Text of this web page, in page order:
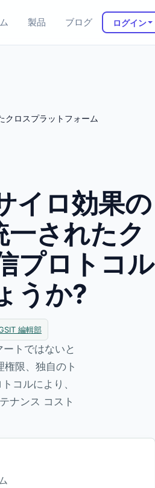
製品 ブログ ログイン
クロスプラットフォーム
イロ効果の
されたク
プロトコル
うか?
編輯部
トではないと
限、独自のト
コルにより、
ナンス コスト